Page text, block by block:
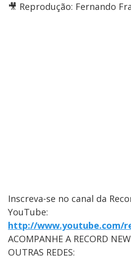
🎥 Reprodução: Fernando
Inscreva-se no canal da
YouTube:
http://www.youtube.com/
ACOMPANHE A RECORD
OUTRAS REDES: